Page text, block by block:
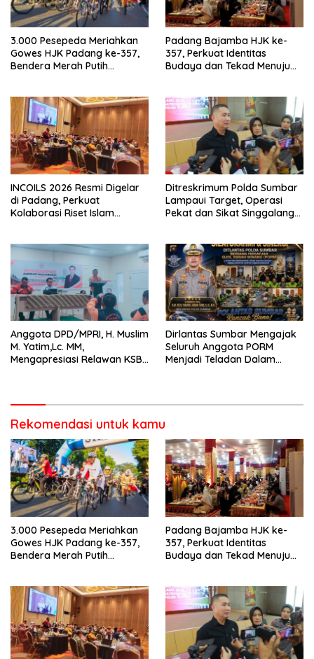
3.000 Pesepeda Meriahkan
Gowes HJK Padang ke-357,
Bendera Merah Putih
Padang Bajamba HJK ke-
357, Perkuat Identitas
Budaya dan Tekad Menuju
INCOILS 2026 Resmi Digelar
di Padang, Perkuat
Kolaborasi Riset Islam
Ditreskrimum Polda Sumbar
Lampaui Target, Operasi
Pekat dan Sikat Singgalang
Anggota DPD/MPRI, H. Muslim
M. Yatim,Lc. MM,
Mengapresiasi Relawan KSB
Dirlantas Sumbar Mengajak
Seluruh Anggota PORM
Menjadi Teladan Dalam
Rekomendasi untuk kamu
3.000 Pesepeda Meriahkan
Gowes HJK Padang ke-357,
Bendera Merah Putih
Padang Bajamba HJK ke-
357, Perkuat Identitas
Budaya dan Tekad Menuju